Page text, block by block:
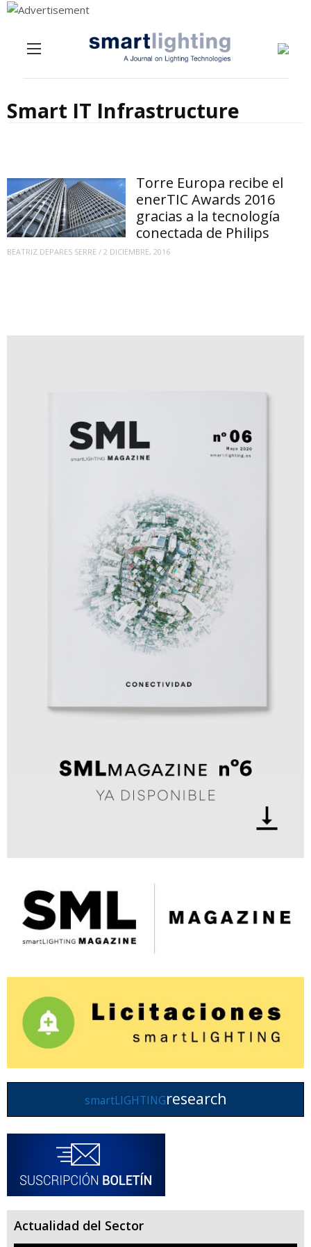
Smart IT Infrastructure
Torre Europa recibe el
enerTIC Awards 2016
gracias a la tecnología
conectada de Philips
BEATRIZ DEPARES SERRE / 2 DICIEMBRE, 2016
smartLIGHTINGresearch
Actualidad del Sector